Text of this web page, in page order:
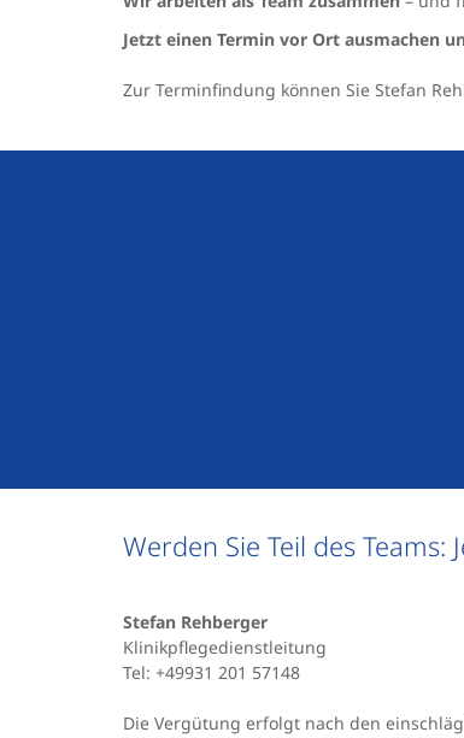
Jetzt einen Termin vor Ort ausmachen
Zur Terminfindung können Sie Stefan
Werden Sie Teil des Teams:
Stefan Rehberger
Klinikpflegedienstleitung
Tel: +49931 201 57148
Die Vergütung erfolgt nach den